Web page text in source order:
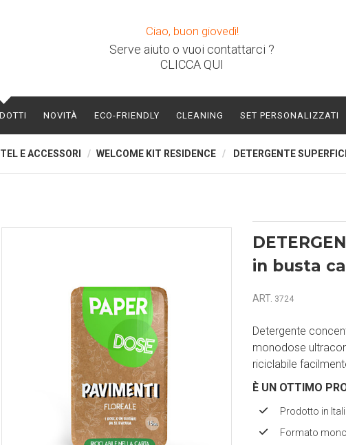
Ciao, buon giovedì!
Serve aiuto o vuoi contattarci ?
CLICCA QUI
NOVITÀ ECO-FRIENDLY CLEANING SET PERSONALIZZATI
E ACCESSORI WELCOME KIT RESIDENCE DETERGENTE
in busta
ART. 3724
Detergente
monodose
riciclabile
È UN OTTIMO
Prodotto in
Formato